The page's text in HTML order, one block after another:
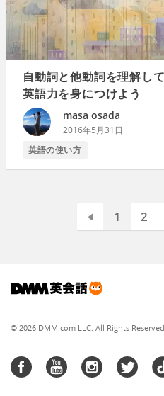
自動詞と他動詞を理解し
英語力を身につけよう
masa osada
2016年5月31日
英語の使い方
1 2
© 2026 DMM.com LLC. All Rights